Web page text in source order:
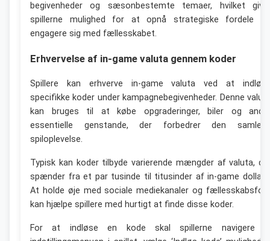
begivenheder og sæsonbestemte temaer, hvilket
spillerne mulighed for at opnå strategiske fordele
engagere sig med fællesskabet.
Erhvervelse af in-game valuta gennem koder
Spillere kan erhverve in-game valuta ved at
specifikke koder under kampagnebegivenheder. Denne
kan bruges til at købe opgraderinger, biler og
essentielle genstande, der forbedrer den
spiloplevelse.
Typisk kan koder tilbyde varierende mængder af valuta,
spænder fra et par tusinde til titusinder af in-game
At holde øje med sociale mediekanaler og
kan hjælpe spillere med hurtigt at finde disse koder.
For at indløse en kode skal spillerne navigere